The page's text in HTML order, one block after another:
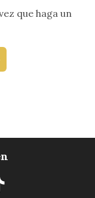
que haga un